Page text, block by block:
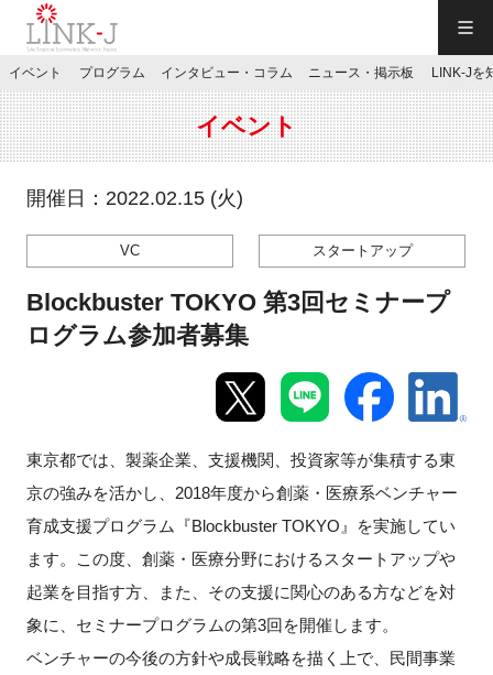
JP／EN
特別会員専用メニュー
施設ご予約
マイページ
新規登録
イベント
プログラム
イベント プログラム インタビュー・コラム ニュース・掲示板 LINK-Jを
イベント
開催日：2022.02.15 (火)
VC スタートアップ
Blockbuster TOKYO 第3回セミナープ
ログラム参加者募集
東京都では、製薬企業、支援機関、投資家等が集積する東
京の強みを活かし、2018年度から創薬・医療系ベンチャー
育成支援プログラム『Blockbuster TOKYO』を実施してい
ます。この度、創薬・医療分野におけるスタートアップや
起業を目指す方、また、その支援に関心のある方などを対
象に、セミナープログラムの第3回を開催します。
ベンチャーの今後の方針や成⻑戦略を描く上で、⺠間事業